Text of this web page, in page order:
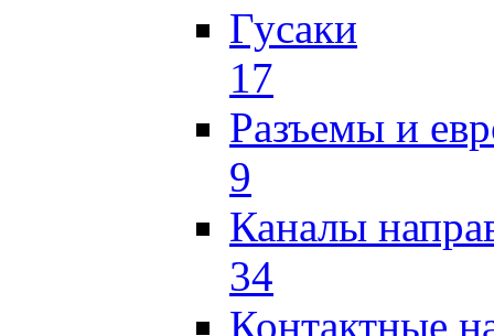
Гусаки
17
Разъемы и
9
Каналы
34
Контактные